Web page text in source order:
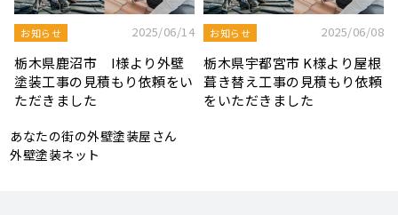
モルタル外壁の特徴と劣化症
状、メンテナンス方法を解説
令和7年度 結婚新生活支援補
助金が実施されます！
あなたの街の外壁塗装屋さん
外壁塗装ネット